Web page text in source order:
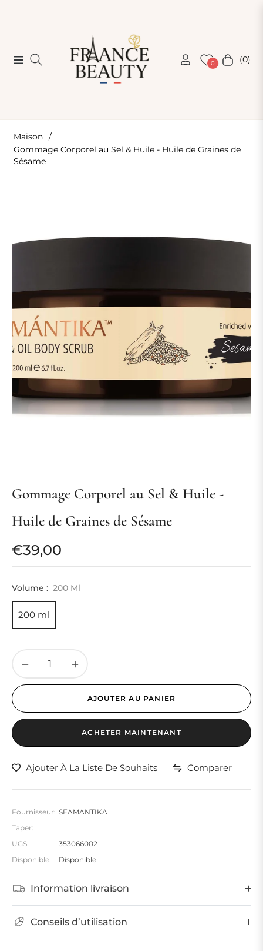
Navigation 0 Chariot
(0)
Maison /
Gommage Corporel au Sel & Huile - Huile de Graines de
Sésame
Gommage Corporel au Sel & Huile -
Huile de Graines de Sésame
Prix
habituel
€39,00
Volume : 200 Ml
200 ml
− +
AJOUTER AU PANIER
ACHETER MAINTENANT
Ajouter À La Liste De Souhaits Comparer
Fournisseur: SEAMANTIKA
Taper:
UGS:
353066002
Disponible:
Disponible
Information livraison
Conseils d’utilisation